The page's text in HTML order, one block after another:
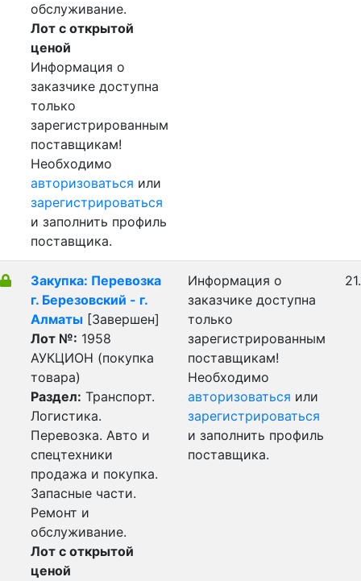
обслуживание.
Лот с открытой
ценой
Информация о
заказчике доступна
только
зарегистрированным
поставщикам!
Необходимо
авторизоваться или
зарегистрироваться
и заполнить профиль
поставщика.
Закупка: Перевозка
г. Березовский - г.
Алматы [Завершен]
Лот №: 1958
АУКЦИОН (покупка
товара)
Раздел: Транспорт.
Логистика.
Перевозка. Авто и
спецтехники
продажа и покупка.
Запасные части.
Ремонт и
обслуживание.
Лот с открытой
ценой
Информация о
заказчике доступна
только
зарегистрированным
поставщикам!
Необходимо
авторизоваться или
зарегистрироваться
и заполнить профиль
поставщика.